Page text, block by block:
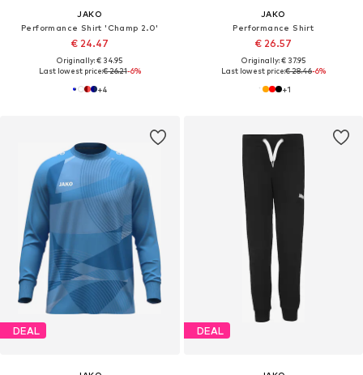
JAKO
Performance Shirt 'Champ 2.0'
€ 24.47
Originally: € 34.95
Last lowest price:€ 26.21-6%
+4
JAKO
Performance Shirt
€ 26.57
Originally: € 37.95
Last lowest price:€ 28.46-6%
+1
DEAL DEAL